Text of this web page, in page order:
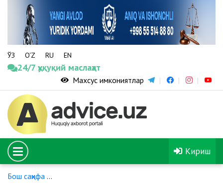
ЎЗ O‘Z RU EN
24/7 ҳуқуқий маслаҳат
Махсус имкониятлар
Кириш
Бош саҳифа